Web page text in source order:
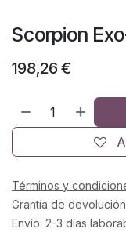
Scorpion
198,26 €
Términos y
Grantía de
Envío: 2-3 días